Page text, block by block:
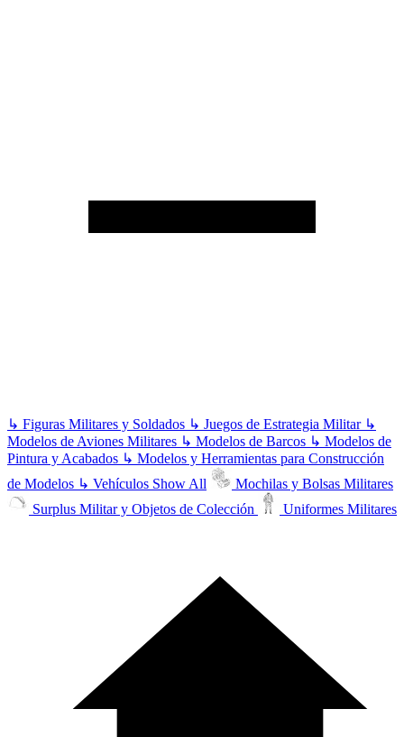
↳ Figuras Militares y Soldados ↳ Juegos de Estrategia Militar ↳
Modelos de Aviones Militares ↳ Modelos de Barcos ↳ Modelos de
Pintura y Acabados ↳ Modelos y Herramientas para Construcción
de Modelos ↳ Vehículos Show All
Mochilas y Bolsas Militares
Surplus Militar y Objetos de Colección
Uniformes Militares